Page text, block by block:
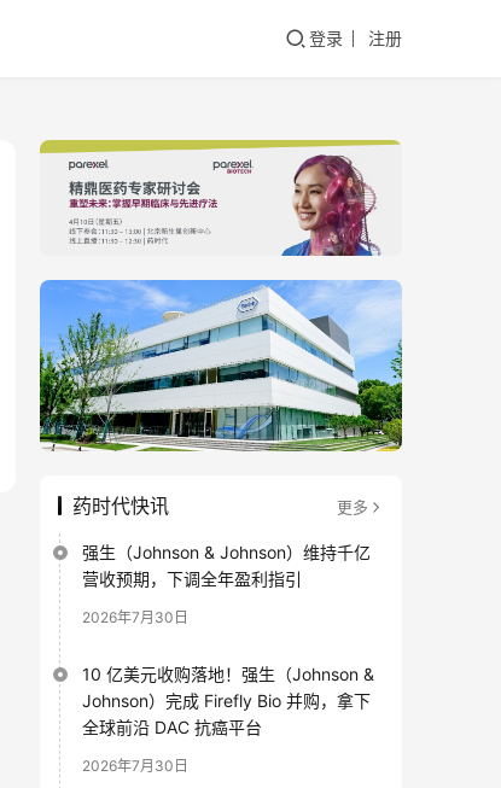
登录 注册
药时代快讯 更多
强生（Johnson & Johnson）维持千亿
营收预期，下调全年盈利指引
2026年7月30日
10 亿美元收购落地！强生（Johnson &
Johnson）完成 Firefly Bio 并购，拿下
全球前沿 DAC 抗癌平台
2026年7月30日